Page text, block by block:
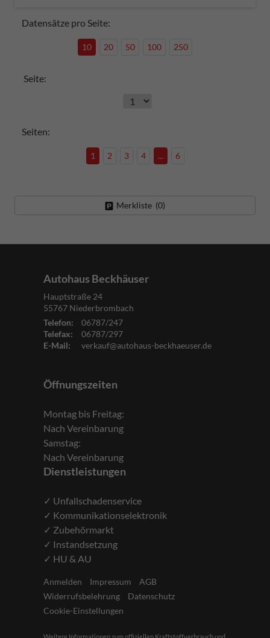
Datensätze pro Seite:
10 20 50 100 250
Seite:
Seiten:
1 2 3 4 ... 6
Merkliste (0)
Autohaus Beckhäuser
Hauptstraße 24
55767 Niederbrombach
Telefon:
06787/247
Telefax:
06787/297
E-Mail:
verkauf@autohaus-beckhaeuser.de
Öffnungszeiten
Montag bis Freitag:
Nach Vereinbarung
Samstag:
Nach Vereinbarung
Dienstleistungen
✓ Unfallschadenservice
✓ Kommunikationselektronik
✓ Zubehörmarkt
✓ Instandsetzung
✓ HU & AU
Anmelden Impressum
AGB
Widerrufsbelehrung
Datenschutz
Cookie-Einstellungen